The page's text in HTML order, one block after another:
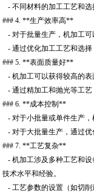
- 不同材料的加工工艺和选
### 4. **生产效率高**
- 对于批量生产，机加工可
- 通过优化加工工艺和选择
### 5. **表面质量好**
- 机加工可以获得较高的表
- 通过精加工和抛光等工艺
### 6. **成本控制**
- 对于小批量或单件生产，
- 对于大批量生产，通过优
### 7. **工艺复杂**
- 机加工涉及多种工艺和
技术水平和经验。
- 工艺参数的设置（如切